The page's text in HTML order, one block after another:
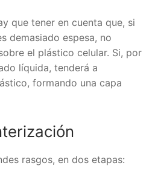
que tener en cuenta que, si
demasiado espesa, no
el plástico celular. Si, por
líquida, tenderá a
formando una capa
rasgos, en dos etapas: